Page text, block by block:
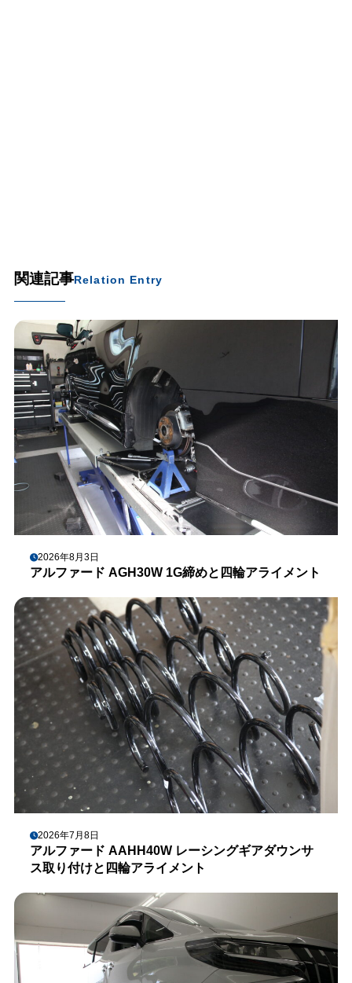
関連記事Relation Entry
2026年8月3日
アルファード AGH30W 1G締めと四輪アライメント
2026年7月8日
アルファード AAHH40W レーシングギアダウンサ
ス取り付けと四輪アライメント